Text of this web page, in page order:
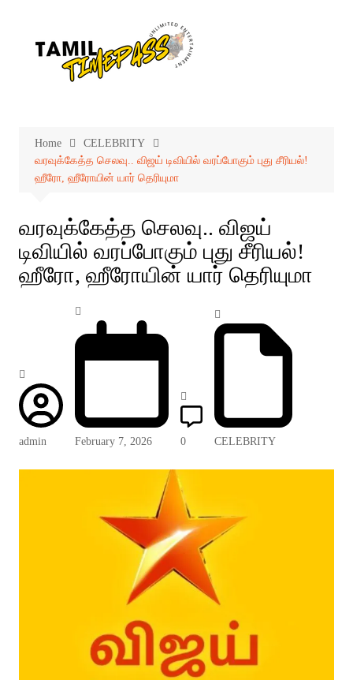
Home
CELEBRITY
வரவுக்கேத்த செலவு.. விஜய் டிவியில் வரப்போகும் புது சீரியல்!
ஹீரோ, ஹீரோயின் யார் தெரியுமா
வரவுக்கேத்த செலவு.. விஜய்
டிவியில் வரப்போகும் புது சீரியல்!
ஹீரோ, ஹீரோயின் யார் தெரியுமா
admin February 7, 2026 0 CELEBRITY